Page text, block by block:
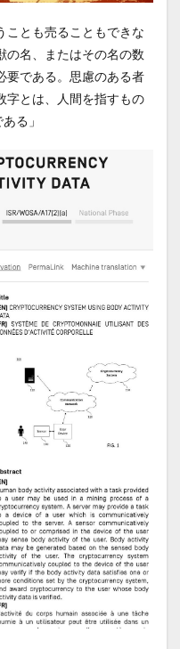
ことも売ることもできな
の名、またはその名の数
要である。思慮のある者
字とは、人間を指すもの
る」